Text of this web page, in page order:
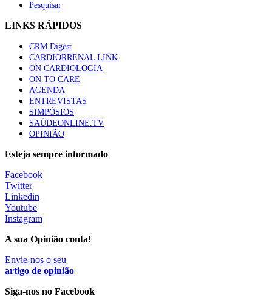
mama triplo negativo metastático em doentes não
61 visualizações
Pesquisar
LINKS RÁPIDOS
CRM Digest
CARDIORRENAL LINK
ON CARDIOLOGIA
ON TO CARE
AGENDA
ENTREVISTAS
SIMPÓSIOS
SAÚDEONLINE.TV
OPINIÃO
Esteja sempre informado
Facebook
Twitter
Linkedin
Youtube
Instagram
A sua Opinião conta!
Envie-nos o seu
artigo de opinião
Siga-nos no Facebook